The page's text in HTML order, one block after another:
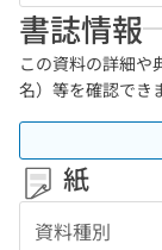
書誌情報
この資料の詳細や
名）等を確認でき
紙
資料種別